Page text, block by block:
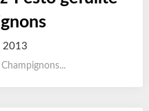
2013